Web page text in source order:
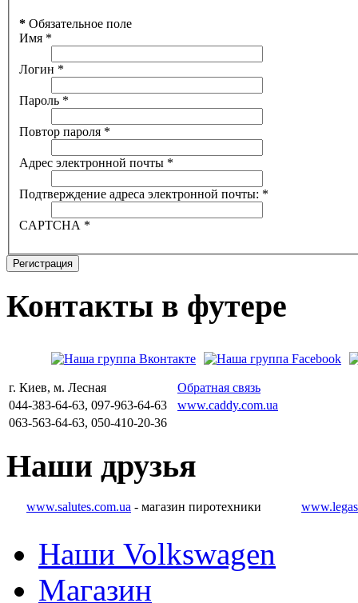
* Обязательное поле
Имя *
Логин *
Пароль *
Повтор пароля *
Адрес электронной почты *
Подтверждение адреса электронной почты: *
CAPTCHA *
Регистрация
Контакты в футере
г. Киев, м. Лесная
Обратная связь
044-383-64-63, 097-963-64-63
www.caddy.com.ua
063-563-64-63, 050-410-20-36
Наши друзья
www.salutes.com.ua - магазин пиротехники
Наши Volkswagen
Магазин